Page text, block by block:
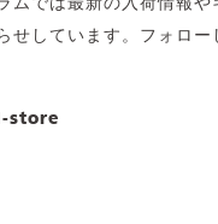
せしています。フォロー
store